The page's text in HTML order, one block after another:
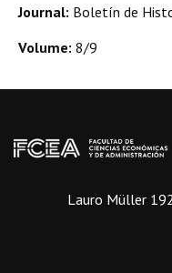
Journal: Boletín de
Volume: 8/9
Lauro Müller